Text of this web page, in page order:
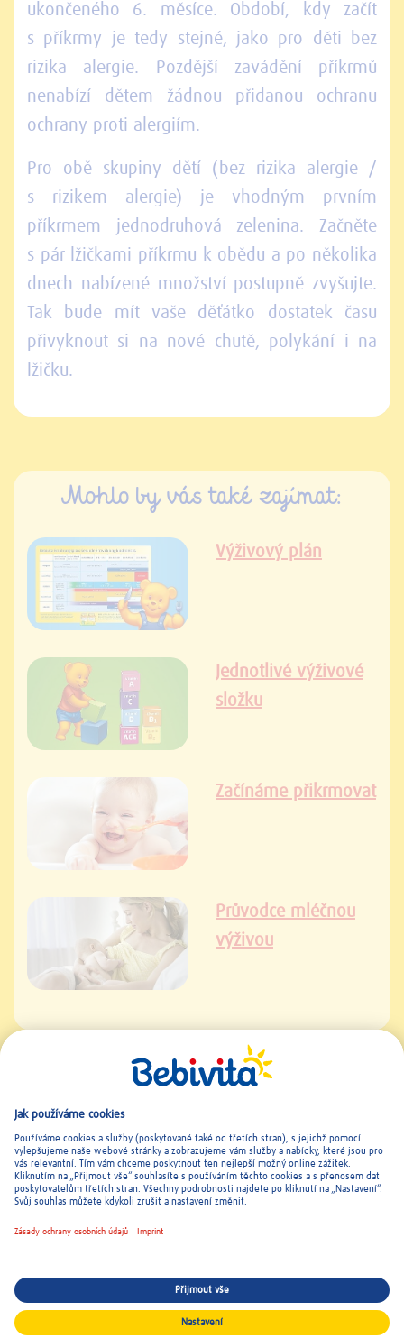
ukončeného 6. měsíce. Období, kdy začít
s příkrmy je tedy stejné, jako pro děti bez
rizika alergie. Pozdější zavádění příkrmů
nenabízí dětem žádnou přidanou ochranu
ochrany proti alergiím.
Pro obě skupiny dětí (bez rizika alergie /
s rizikem alergie) je vhodným prvním
příkrmem jednodruhová zelenina. Začněte
s pár lžičkami příkrmu k obědu a po několika
dnech nabízené množství postupně zvyšujte.
Tak bude mít vaše děťátko dostatek času
přivyknout si na nové chutě, polykání i na
lžičku.
Mohlo by vás také zajímat:
Výživový plán
Jednotlivé výživové
složku
Začínáme přikrmovat
Průvodce mléčnou
výživou
© 2026 Bebivita